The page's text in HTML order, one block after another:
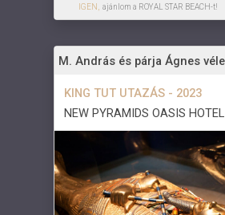
IGEN,
ajánlom a ROYAL STAR BEACH-t!
M. András és párja Ágnes
KING TUT UTAZÁS - 2023
NEW PYRAMIDS OASIS HOTEL